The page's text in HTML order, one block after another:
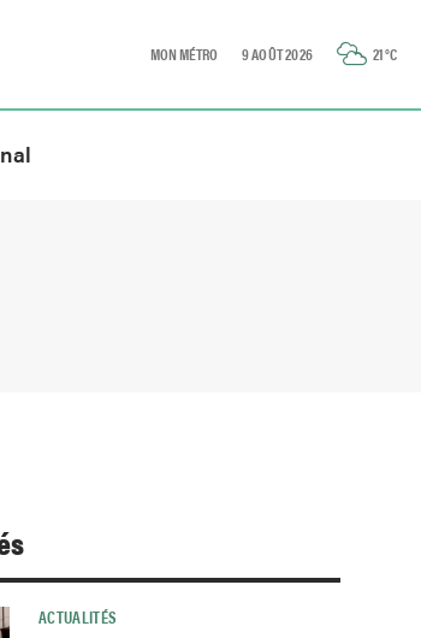
MON MÉTRO 9 AOÛT 2026 21°C
ACTUALITÉS